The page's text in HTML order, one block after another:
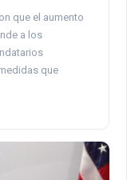
que el aumento
a los
que